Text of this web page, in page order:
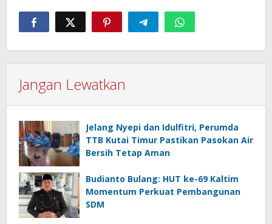
Jangan Lewatkan
Jelang Nyepi dan Idulfitri, Perumda
TTB Kutai Timur Pastikan Pasokan Air
Bersih Tetap Aman
Budianto Bulang: HUT ke-69 Kaltim
Momentum Perkuat Pembangunan
SDM